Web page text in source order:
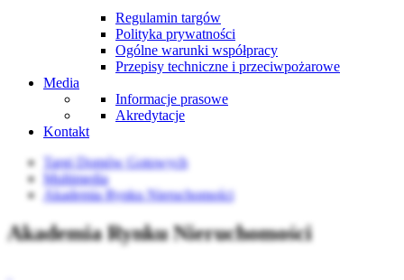
Regulamin targów
Polityka prywatności
Ogólne warunki współpracy
Przepisy techniczne i przeciwpożarowe
Media
Informacje prasowe
Akredytacje
Kontakt
Targi Domów Gotowych
Multimedia
Akademia Rynku Nieruchomości
Akademia Rynku Nieruchomości